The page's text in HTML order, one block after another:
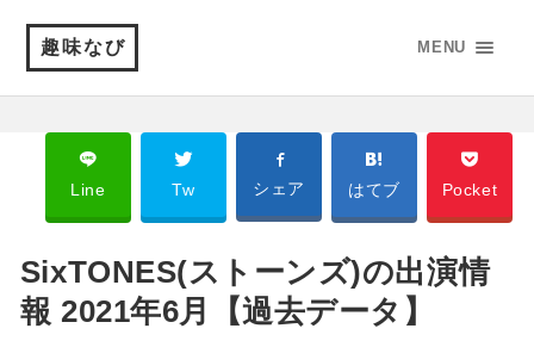
趣味なび MENU
Line Tw シェア はてブ Pocket
SixTONES(ストーンズ)の出演情
報 2021年6月【過去データ】